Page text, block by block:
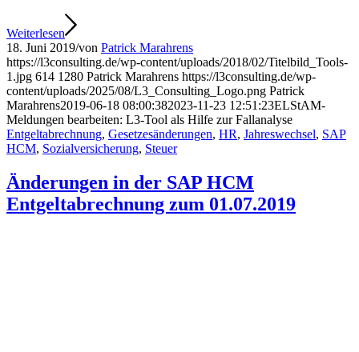
Weiterlesen
18. Juni 2019/von Patrick Marahrens
https://l3consulting.de/wp-content/uploads/2018/02/Titelbild_Tools-
1.jpg 614 1280 Patrick Marahrens https://l3consulting.de/wp-
content/uploads/2025/08/L3_Consulting_Logo.png Patrick
Marahrens2019-06-18 08:00:382023-11-23 12:51:23ELStAM-
Meldungen bearbeiten: L3-Tool als Hilfe zur Fallanalyse
Entgeltabrechnung, Gesetzesänderungen, HR, Jahreswechsel, SAP
HCM, Sozialversicherung, Steuer
Änderungen in der SAP HCM
Entgeltabrechnung zum 01.07.2019